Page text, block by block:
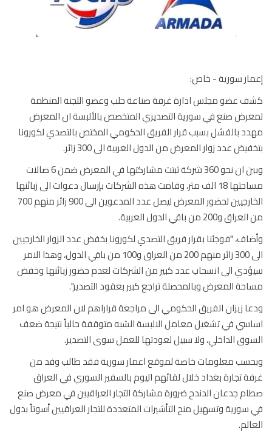
سورية - خاص:
عضو مجلس ادارة غرفة صناعة حلب وعضو اللجنة المنظمة
صنع في سورية التصديري المتخصص بالألبسة ان المعرض
بالفشل بسبب قرار الفريق الحكومي المختص بالتصدي لكورونا
عدد زوار المعرض من الدول العربية الى 300 زائر.
وبين ان نحو 360 شركة ثبتت مشاركتها في المعرض ضمن 6 صالات
مساحتها 18 الف متر، وقامت هذه الشركات بإرسال دعوات الى زبائنها
الخارجيين لحضور المعرض ليصل عدد المدعوين الى 900 زائر منهم 700
من باقي الدول العربية.
"فوجئنا بقرار فريق التصدي لكورونا بخفض عدد الزوار الخارجيين
الى 300 زائر منهم 200 من العراق و100 من باقي الدول، وهذا الامر
الى انسحاب عدد كبير من الشركات لعدم حضور زبائنها وخفض
المعرض وبالمحصلة تراجع كبير بعقود التصدير".
زيزان الفريق الحكومي الى مراجعة قراراهم لان المعرض هو امر
في تشغيل معامل الالبسة الشبه متوقفة حالياً نتيجة ضعف
الداخلي، ولا سبيل لعودتها للعمل سوى التصدير.
معلومات خاصة لموقع اعمار سورية فقد طالب وفد من
تجارة بغداد خلال لقائهم اليوم بالسفير السوري في العراق
جدعان الدندح ضرورة مشاركة التجار العراقيين في معرض صنع
وتسهيل منح التأشيرات المتعددة للتجار العراقيين أسوتاً بدول